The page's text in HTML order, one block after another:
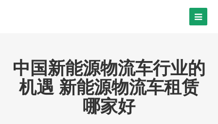
中国新能源物流车行业的
机遇 新能源物流车租赁
哪家好